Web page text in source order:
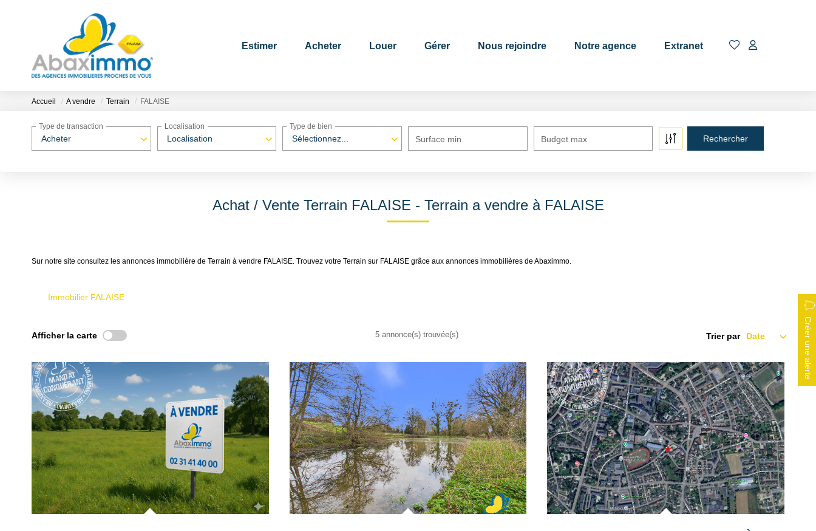
Estimer Acheter Louer Gérer Nous rejoindre Notre agence Extranet
Accueil A vendre Terrain FALAISE
Acheter
Type de transaction
Localisation
Localisation
Sélectionnez...
Type de bien
Surface min Budget max
Achat / Vente Terrain FALAISE - Terrain a vendre à FALAISE
Sur notre site consultez les annonces immobilière de Terrain à vendre FALAISE. Trouvez votre Terrain sur FALAISE grâce aux annonces immobilières de Abaximmo.
Immobilier FALAISE
Créer une alerte
Afficher la carte 5 annonce(s) trouvée(s) Trier par
Exclusif Exclusif